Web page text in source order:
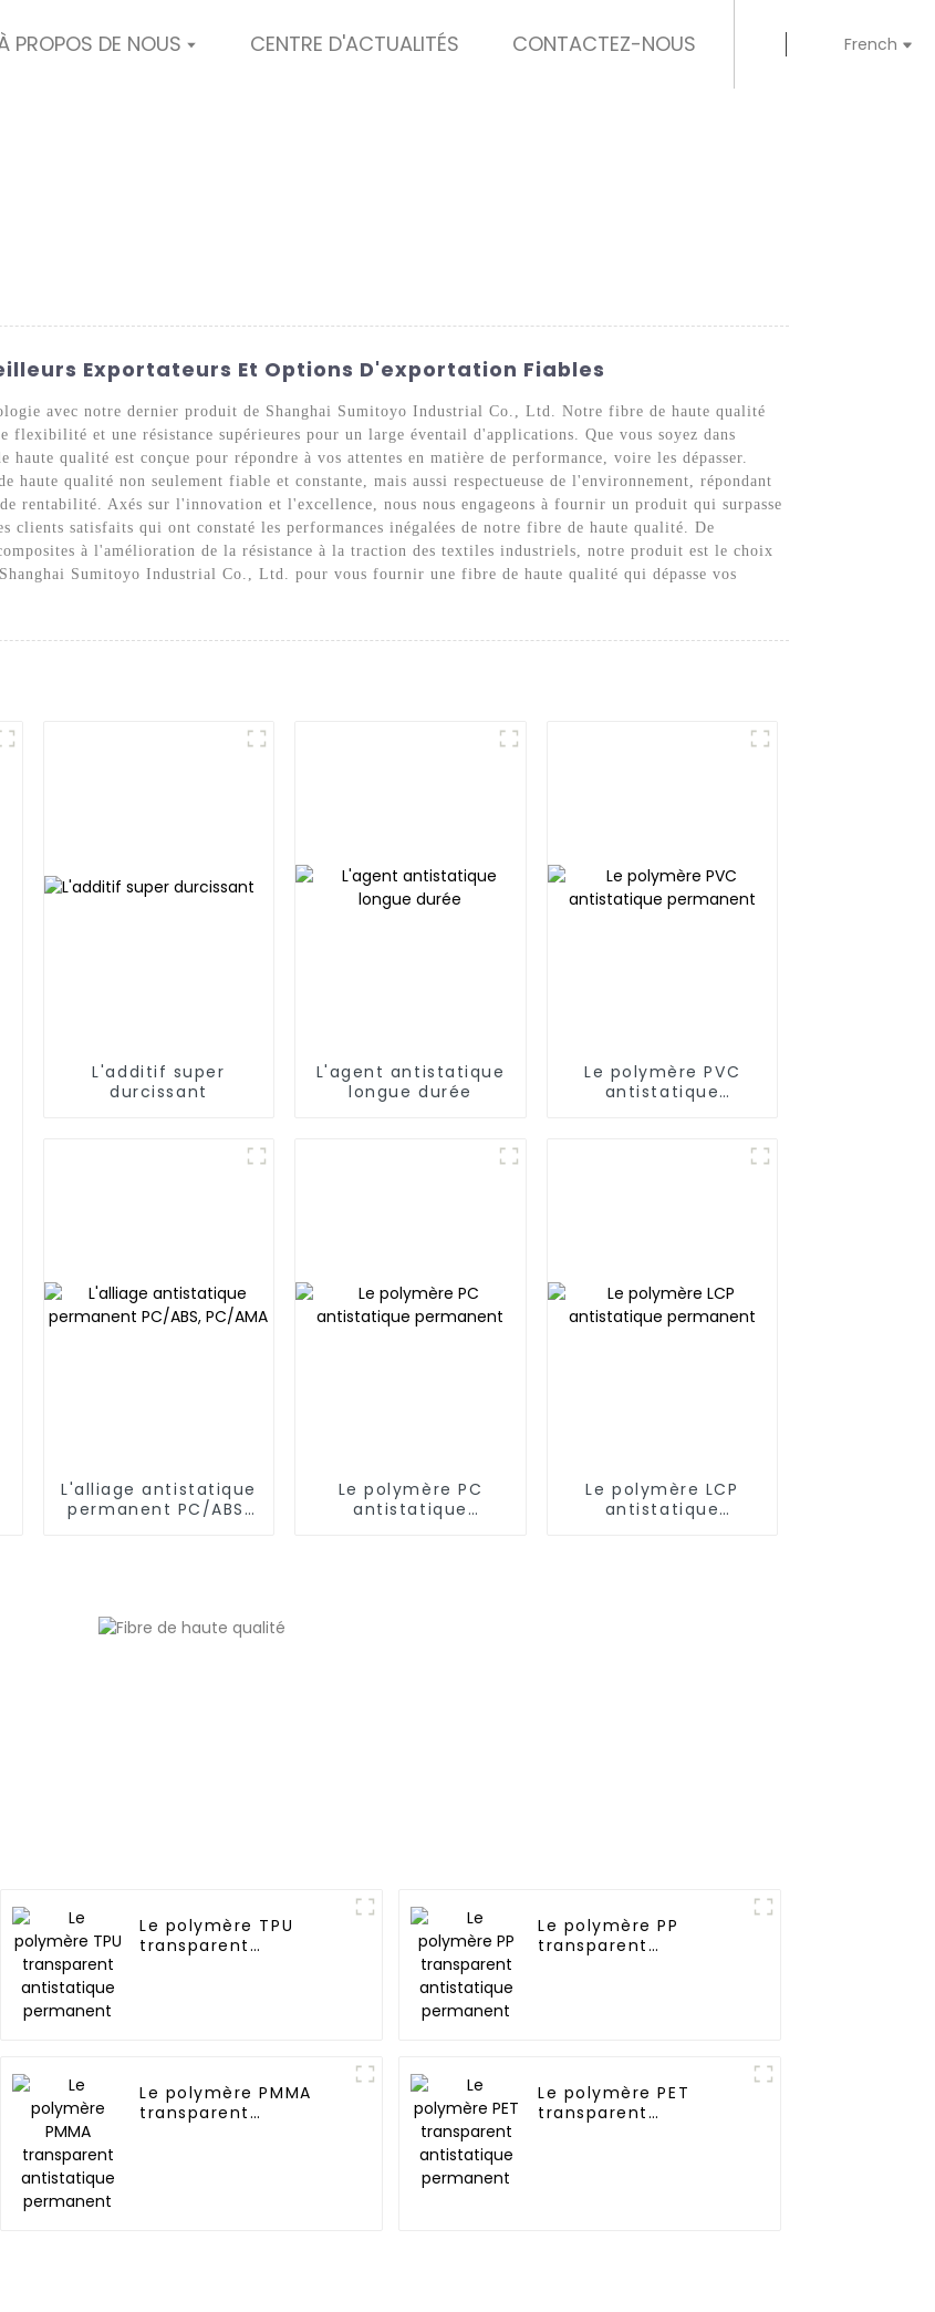
PROPOS DE NOUS CENTRE D'ACTUALITÉS CONTACTEZ-NOUS French
Exportateurs Et Options D'exportation Fiables
avec notre dernier produit de Shanghai Sumitoyo Industrial Co., Ltd. Notre fibre de haute qualité
et une résistance supérieures pour un large éventail d'applications. Que vous soyez dans
qualité est conçue pour répondre à vos attentes en matière de performance, voire les dépasser.
haute qualité non seulement fiable et constante, mais aussi respectueuse de l'environnement, répondant
rentabilité. Axés sur l'innovation et l'excellence, nous nous engageons à fournir un produit qui surpasse
clients satisfaits qui ont constaté les performances inégalées de notre fibre de haute qualité. De
à l'amélioration de la résistance à la traction des textiles industriels, notre produit est le choix
Sumitoyo Industrial Co., Ltd. pour vous fournir une fibre de haute qualité qui dépasse vos
L'additif super
durcissant
L'agent antistatique
longue durée
Le polymère PVC
antistatique
L'alliage antistatique
permanent PC/ABS,
Le polymère PC
antistatique
Le polymère LCP
antistatique
Le polymère TPU
transparent
Le polymère PP
transparent
Le polymère PMMA
transparent
Le polymère PET
transparent